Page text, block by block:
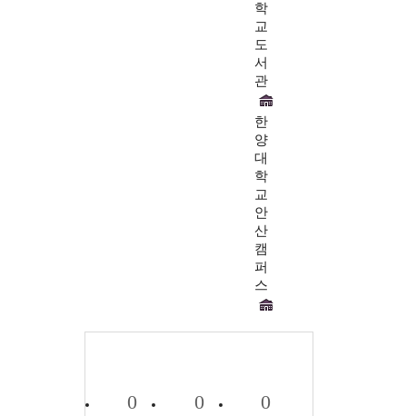
학
교
도
서
관
한
양
대
학
교
안
산
캠
퍼
스
0 0 0